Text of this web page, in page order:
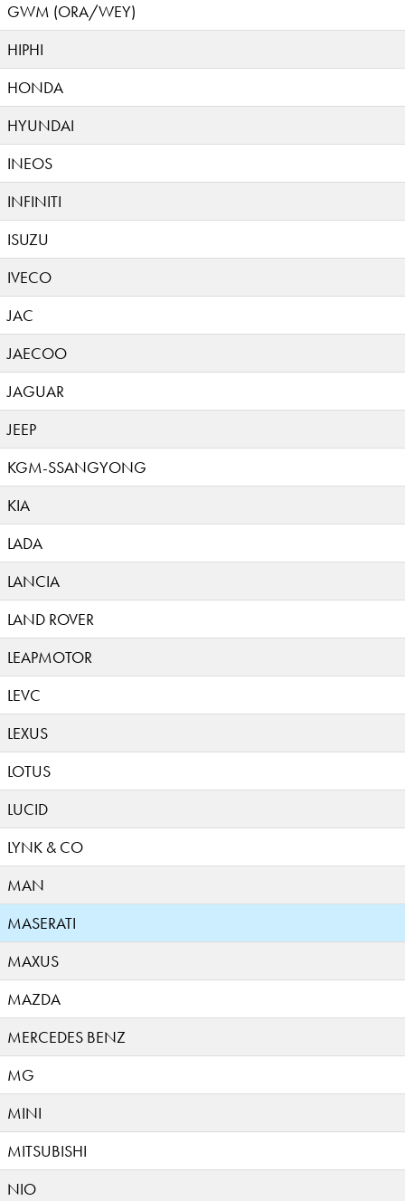
GWM (ORA/WEY)
HIPHI
HONDA
HYUNDAI
INEOS
INFINITI
ISUZU
IVECO
JAC
JAECOO
JAGUAR
JEEP
KGM-SSANGYONG
KIA
LADA
LANCIA
LAND ROVER
LEAPMOTOR
LEVC
LEXUS
LOTUS
LUCID
LYNK & CO
MAN
MASERATI
MAXUS
MAZDA
MERCEDES BENZ
MG
MINI
MITSUBISHI
NIO